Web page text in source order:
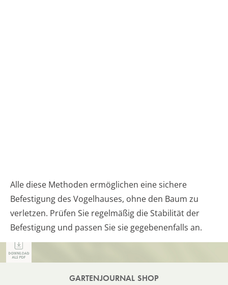
Alle diese Methoden ermöglichen eine sichere
Befestigung des Vogelhauses, ohne den Baum zu
verletzen. Prüfen Sie regelmäßig die Stabilität der
Befestigung und passen Sie sie gegebenenfalls an.
GARTENJOURNAL SHOP